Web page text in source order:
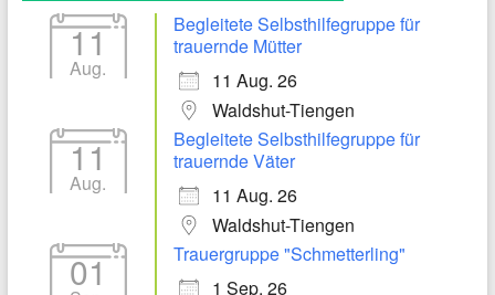
11
Aug.
Begleitete Selbsthilfegruppe für
trauernde Mütter
11 Aug. 26
Waldshut-Tiengen
11
Aug.
Begleitete Selbsthilfegruppe für
trauernde Väter
11 Aug. 26
Waldshut-Tiengen
01
Trauergruppe "Schmetterling"
1 Sep. 26